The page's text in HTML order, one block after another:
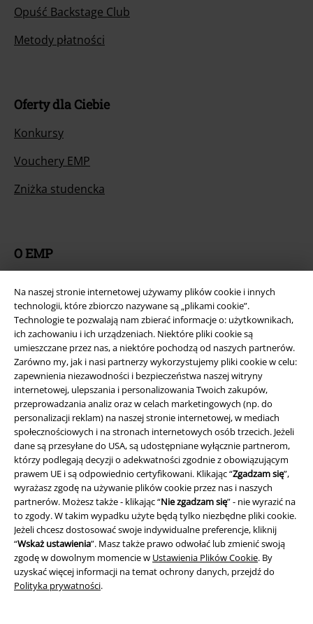
Na naszej stronie internetowej używamy plików cookie i innych
technologii, które zbiorczo nazywane są „plikami cookie”.
Technologie te pozwalają nam zbierać informacje o: użytkownikach,
ich zachowaniu i ich urządzeniach. Niektóre pliki cookie są
umieszczane przez nas, a niektóre pochodzą od naszych partnerów.
Zarówno my, jak i nasi partnerzy wykorzystujemy pliki cookie w celu:
zapewnienia niezawodności i bezpieczeństwa naszej witryny
internetowej, ulepszania i personalizowania Twoich zakupów,
przeprowadzania analiz oraz w celach marketingowych (np. do
personalizacji reklam) na naszej stronie internetowej, w mediach
społecznościowych i na stronach internetowych osób trzecich. Jeżeli
dane są przesyłane do USA, są udostępniane wyłącznie partnerom,
którzy podlegają decyzji o adekwatności zgodnie z obowiązującym
prawem UE i są odpowiednio certyfikowani. Klikając “Zgadzam się”,
wyrażasz zgodę na używanie plików cookie przez nas i naszych
partnerów. Możesz także - klikając “Nie zgadzam się” - nie wyrazić na
to zgody. W takim wypadku użyte będą tylko niezbędne pliki cookie.
Jeżeli chcesz dostosować swoje indywidualne preferencje, kliknij
“Wskaż ustawienia”. Masz także prawo odwołać lub zmienić swoją
zgodę w dowolnym momencie w Ustawienia Plików Cookie. By
uzyskać więcej informacji na temat ochrony danych, przejdź do
Polityka prywatności.
Opuść Backstage Club
Metody płatności
Oferty dla Ciebie
Konkursy
Vouchery EMP
Zniżka studencka
O EMP
Zrównoważony rózwój
Społeczność